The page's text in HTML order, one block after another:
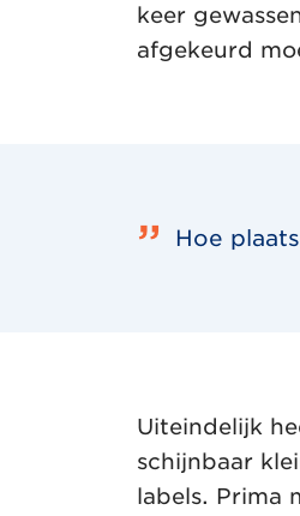
keer
afgekeurd
Hoe
Uiteindelijk
schijnbaar
labels. Prima